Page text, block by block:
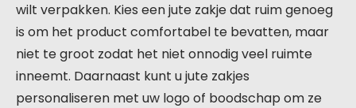
wilt verpakken. Kies een jute zakje dat ruim genoeg
is om het product comfortabel te bevatten, maar
niet te groot zodat het niet onnodig veel ruimte
inneemt. Daarnaast kunt u jute zakjes
personaliseren met uw logo of boodschap om ze